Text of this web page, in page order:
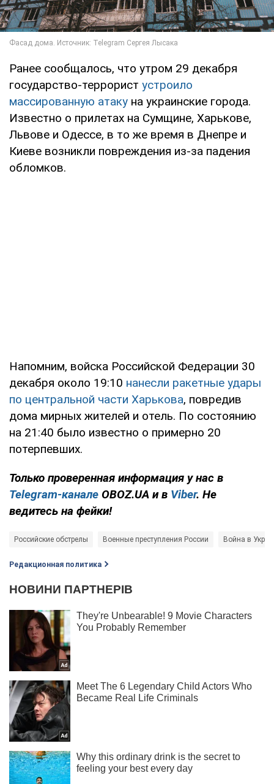
Ранее сообщалось, что утром 29 декабря
государство-террорист устроило
массированную атаку на украинские города.
Известно о прилетах на Сумщине, Харькове,
Львове и Одессе, в то же время в Днепре и
Киеве возникли повреждения из-за падения
обломков.
Напомним, войска Российской Федерации 30
декабря около 19:10 нанесли ракетные удары
по центральной части Харькова, повредив
дома мирных жителей и отель. По состоянию
на 21:40 было известно о примерно 20
потерпевших.
Только проверенная информация у нас в
Telegram-канале OBOZ.UA и в Viber. Не
ведитесь на фейки!
Российские обстрелы Военные преступления России Война в
Редакционная политика